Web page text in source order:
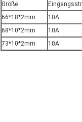
Größe
66*18*2mm
10A
68*10*2mm
10A
73*10*2mm
10A